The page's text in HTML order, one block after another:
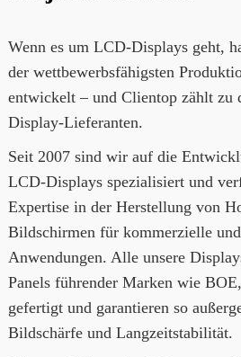
Wenn es um LCD-Displays geht,
der wettbewerbsfähigsten
entwickelt – und Clientop zählt zu
Display-Lieferanten.
Seit 2007 sind wir auf die
LCD-Displays spezialisiert und
Expertise in der Herstellung von
Bildschirmen für kommerzielle
Anwendungen. Alle unsere
Panels führender Marken wie
gefertigt und garantieren so
Bildschärfe und Langzeitstabilität.